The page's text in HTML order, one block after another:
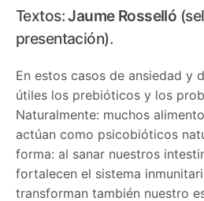
Textos:Jaume Rosselló
presentación).
En estos casos de ansiedad y
útiles los prebióticos y los
Naturalmente: muchos
actúan como psicobióticos
forma: al sanar nuestros
fortalecen el sistema
transforman también nuestro